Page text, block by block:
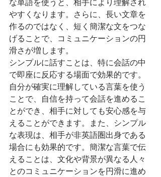
やすくなります。さらに、長い文章を
作るのではなく、短く簡潔な文をつな
げることで、コミュニケーションの円
滑さが増します。
シンプルに話すことは、特に会話の中
で即座に反応する場面で効果的です。
自分が確実に理解している言葉を使う
ことで、自信を持って会話を進めるこ
とができ、相手に対しても安心感を与
えることができます。また、シンプル
な表現は、相手が非英語圏出身である
場合にも効果的です。簡潔な言葉で伝
えることは、文化や背景が異なる人々
とのコミュニケーションを円滑に進め